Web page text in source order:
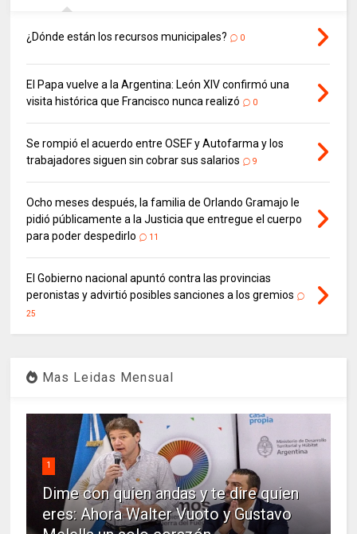
¿Dónde están los recursos municipales? 0
El Papa vuelve a la Argentina: León XIV confirmó una
visita histórica que Francisco nunca realizó
0
Se rompió el acuerdo entre OSEF y Autofarma y los
trabajadores siguen sin cobrar sus salarios
9
Ocho meses después, la familia de Orlando Gramajo le
pidió públicamente a la Justicia que entregue el cuerpo
para poder despedirlo
11
El Gobierno nacional apuntó contra las provincias
peronistas y advirtió posibles sanciones a los gremios
25
Mas Leidas Mensual
1
Dime con quien andas y te dire quien
eres: Ahora Walter Vuoto y Gustavo